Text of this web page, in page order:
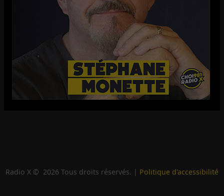
Radio X © 2026 Tous droits réservés. | Politique d'accessibilité